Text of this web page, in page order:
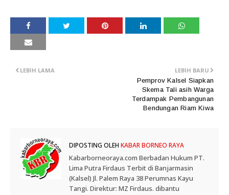
LEBIH BARU
Pemprov Kalsel Siapkan
Skema Tali asih Warga
Terdampak Pembangunan
Bendungan Riam Kiwa
LEBIH LAMA
DIPOSTING OLEH KABAR BORNEO RAYA
Kabarborneoraya.com Berbadan Hukum PT.
Lima Putra Firdaus Terbit di Banjarmasin
(Kalsel) Jl. Palem Raya 38 Perumnas Kayu
Tangi. Direktur: MZ Firdaus. dibantu